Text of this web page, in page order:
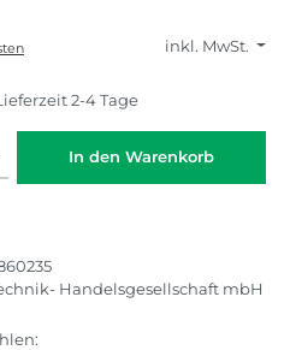
inkl. MwSt.
2-4 Tage
In den Warenkorb
Handelsgesellschaft mbH